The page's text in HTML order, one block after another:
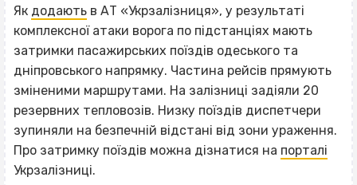
Як додають в АТ «Укрзалізниця», у результаті
комплексної атаки ворога по підстанціях мають
затримки пасажирських поїздів одеського та
дніпровського напрямку. Частина рейсів прямують
зміненими маршрутами. На залізниці задіяли 20
резервних тепловозів. Низку поїздів диспетчери
зупиняли на безпечній відстані від зони ураження.
Про затримку поїздів можна дізнатися на порталі
Укрзалізниці.